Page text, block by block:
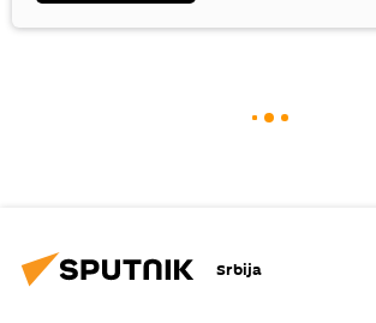
Srbija